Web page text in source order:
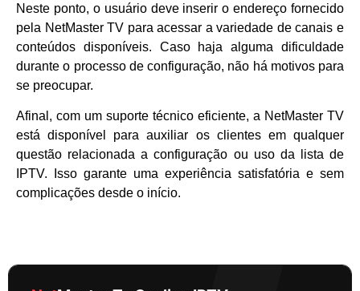
Neste ponto, o usuário deve inserir o endereço fornecido
pela NetMaster TV para acessar a variedade de canais e
conteúdos disponíveis. Caso haja alguma dificuldade
durante o processo de configuração, não há motivos para
se preocupar.
Afinal, com um suporte técnico eficiente, a NetMaster TV
está disponível para auxiliar os clientes em qualquer
questão relacionada a configuração ou uso da lista de
IPTV. Isso garante uma experiência satisfatória e sem
complicações desde o início.